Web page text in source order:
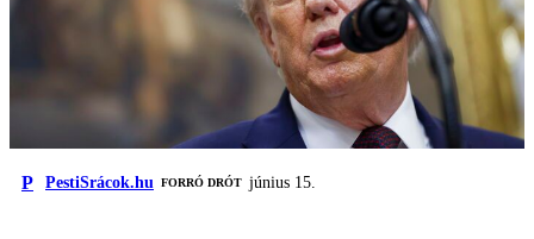
P PestiSrácok.hu FORRÓ DRÓT június 15.